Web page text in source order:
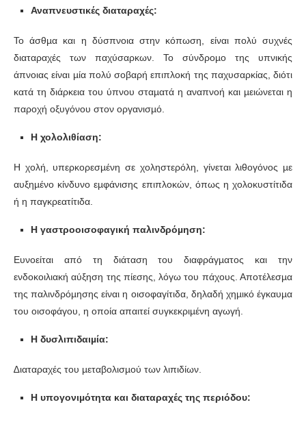
Αναπνευστικές διαταραχές:
Το άσθµα και η δύσπνοια στην κόπωση, είναι πολύ συχνές
διαταραχές των παχύσαρκων. Το σύνδροµο της υπνικής
άπνοιας είναι µία πολύ σοβαρή επιπλοκή της παχυσαρκίας, διότι
κατά τη διάρκεια του ύπνου σταµατά η αναπνοή και µειώνεται η
παροχή οξυγόνου στον οργανισµό.
Η χολολιθίαση:
Η χολή, υπερκορεσµένη σε χοληστερόλη, γίνεται λιθογόνος µε
αυξηµένο κίνδυνο εµφάνισης επιπλοκών, όπως η χολοκυστίτιδα
ή η παγκρεατίτιδα.
Η γαστροοισοφαγική παλινδρόµηση:
Ευνοείται από τη διάταση του διαφράγµατος και την
ενδοκοιλιακή αύξηση της πίεσης, λόγω του πάχους. Αποτέλεσµα
της παλινδρόµησης είναι η οισοφαγίτιδα, δηλαδή χηµικό έγκαυµα
του οισοφάγου, η οποία απαιτεί συγκεκριµένη αγωγή.
Η δυσλιπιδαιµία:
∆ιαταραχές του µεταβολισµού των λιπιδίων.
Η υπογονιµότητα και διαταραχές της περιόδου: